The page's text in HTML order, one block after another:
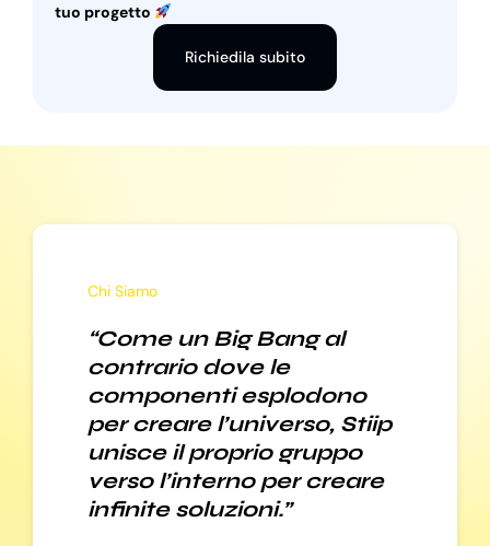
tuo progetto
Richiedila subito
Chi Siamo
“Come un Big Bang al
contrario dove le
componenti esplodono
per creare l’universo, Stiip
unisce il proprio gruppo
verso l’interno per creare
infinite soluzioni.”